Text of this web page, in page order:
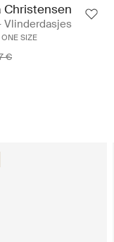
Christensen
Vlinderdasjes
ONE SIZE
€